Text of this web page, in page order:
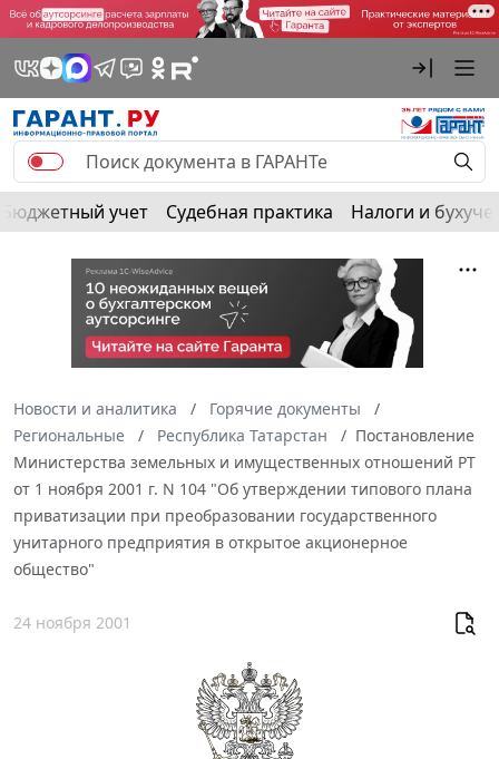
Бюджетный учет Судебная практика Налоги и
Новости и аналитика
Горячие документы
Региональные
Республика Татарстан
Постановление
Министерства земельных и имущественных отношений РТ
от 1 ноября 2001 г. N 104 "Об утверждении типового плана
приватизации при преобразовании государственного
унитарного предприятия в открытое акционерное
общество"
24 ноября 2001